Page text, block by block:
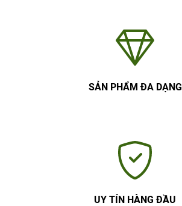
SẢN PHẨM ĐA DẠNG
UY TÍN HÀNG ĐẦU